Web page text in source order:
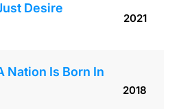
Desire
2021
Nation Is Born In
2018